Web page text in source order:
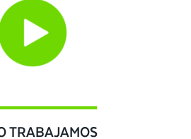
TRABAJAMOS